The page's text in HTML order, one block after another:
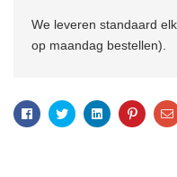
We leveren standaard
op maandag bestellen).
Facebook
TwitterLinkedin